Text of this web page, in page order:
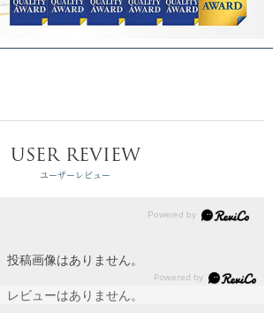
USER REVIEW
ユーザーレビュー
投稿画像はありません。
レビューはありません。